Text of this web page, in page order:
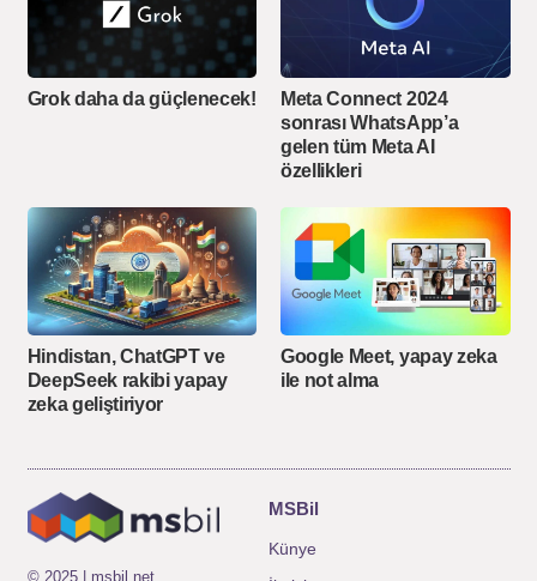
Grok daha da güçlenecek!
Meta Connect 2024
sonrası WhatsApp’a
gelen tüm Meta AI
özellikleri
Hindistan, ChatGPT ve
DeepSeek rakibi yapay
zeka geliştiriyor
Google Meet, yapay zeka
ile not alma
© 2025 | msbil.net
MSBil
Künye